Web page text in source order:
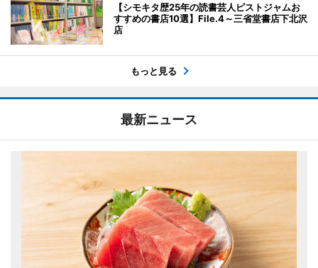
【シモキタ歴25年の読書芸人ピストジャムお
すすめの書店10選】File.4～三省堂書店下北沢
店
もっと見る
最新ニュース